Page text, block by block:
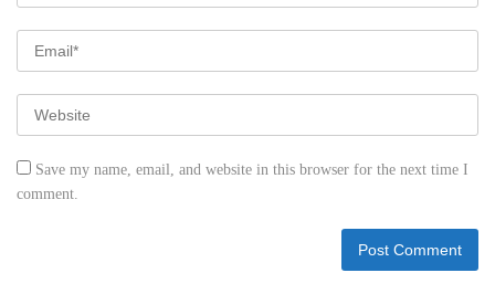
Save my name, email, and website in this browser for the next time I
comment.